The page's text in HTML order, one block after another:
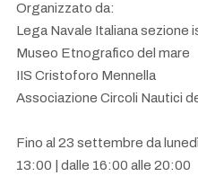
Organizzato da:
Lega Navale Italiana sezione
Museo Etnografico del mare
IIS Cristoforo Mennella
Associazione Circoli Nautici
Fino al 23 settembre da
13:00 | dalle 16:00 alle 20:00